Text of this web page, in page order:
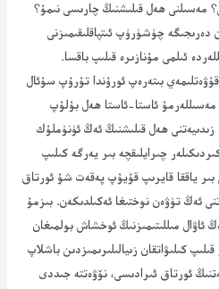
مەسىلنى ھەل قىلىشنىڭ چارىسى نىمۇ؟
دەرىجىگە چۈشۈرۈپ ئىتپاقلىقىمىزنى
ئىلمى مۇنازىرە قىلىپ باقسا.
بىتەرەپ ئورۇندا تۇرۇپ سۇئال
مەسىللەرمۇ ئاستا-ئاستا ھەل بۇلۇپ
زىدىيەتنى ھەل قىلىشنىڭ ئەڭ ئۈنۈملۇك
چىرايلىقچە بىر يەرگە كىلىپ
بىر ياققا قايرىپ قۇيۇپ پەقەت شۇ ئورتاق
ئەڭ تۈۋەن نوختىغا ئەكىلدىكەن. بىزمۇ
مىللىتىمىزنىڭ ئوخشاش بولمىغان
كىلىۋاتقان زىيالىلىرىمىزدىن باشلاپ
ئورتاق ئىرادىسى، نۆۋەتتە جىددى